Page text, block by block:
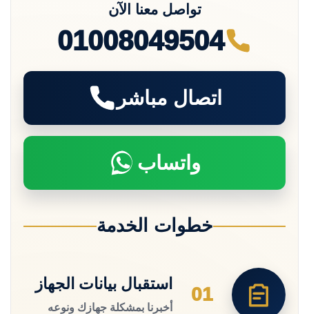
تواصل معنا الآن
01008049504
اتصال مباشر
واتساب
خطوات الخدمة
01
استقبال بيانات الجهاز
أخبرنا بمشكلة جهازك ونوعه